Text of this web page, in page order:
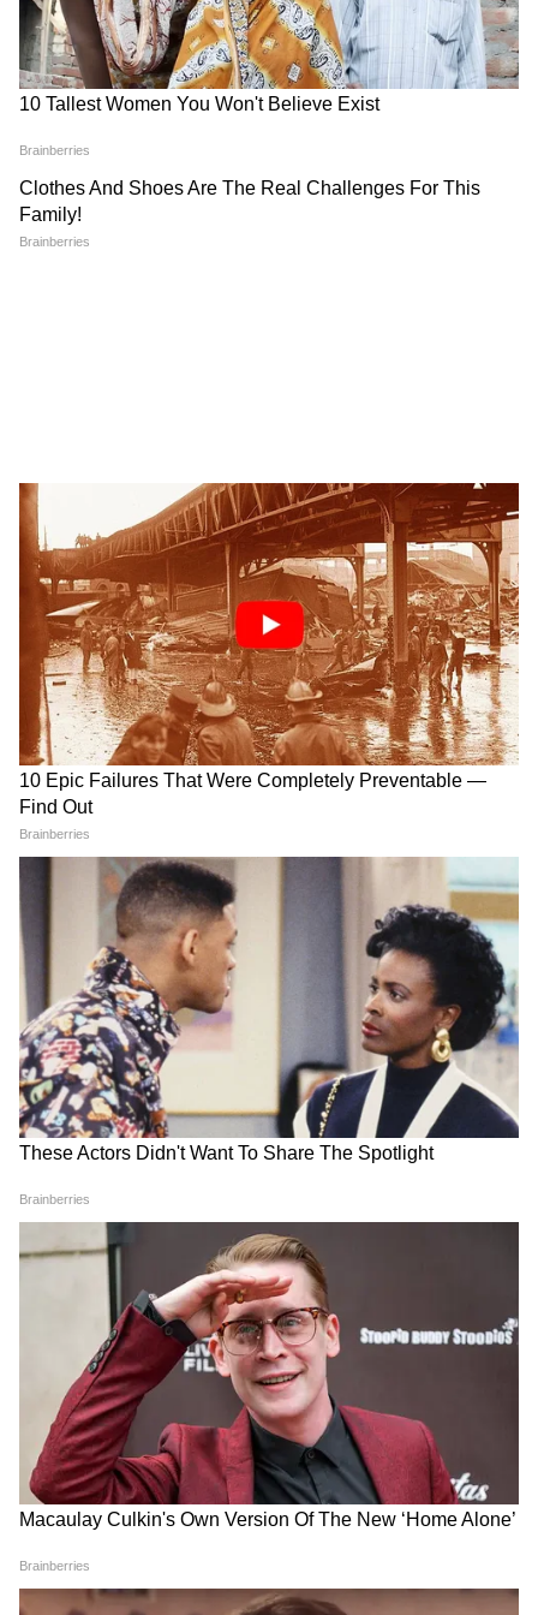
IMD की बड़ी चेतावनी
साथ बरसेंगे बादल
LATEST VIDEOS
Bombay High Court On E20: Nitin
Meta, Google को दिया आदेश
रांची प्रोटेस्ट में अब अड़ गए छात्र, बजी तालियां